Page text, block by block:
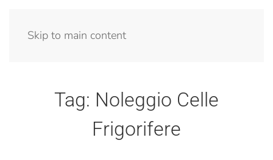
Skip to main content
Tag: Noleggio Celle
Frigorifere